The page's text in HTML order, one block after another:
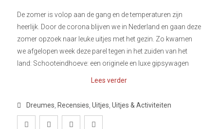
De zomer is volop aan de gang en de temperaturen zijn
heerlijk. Door de corona blijven we in Nederland en gaan deze
zomer opzoek naar leuke uitjes met het gezin. Zo kwamen
we afgelopen week deze parel tegen in het zuiden van het
land: Schooteindhoeve: een originele en luxe gipsywagen
Lees verder
Dreumes Recensies Uitjes Uitjes & Activiteiten